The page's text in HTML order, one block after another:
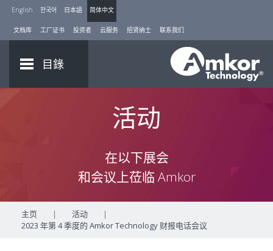
English 한국어 日本語 简体中文
文档库 工厂证书 投资者 云服务 招贤纳士 联系我们
目錄
活动
在以下展会
和会议上莅临 Amkor
主页 | 活动
|
2023 年第 4 季度的 Amkor Technology 财报电话会议